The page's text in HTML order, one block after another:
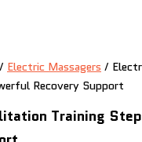
/ Electric Massagers /
Recovery Support
Training